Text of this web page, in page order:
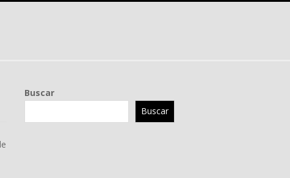
Buscar
Buscar